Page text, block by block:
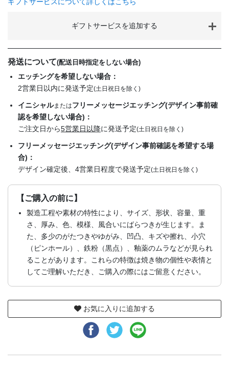
発送について(配送日時指定をしない場合)
エッチングを希望しない場合：
2営業日以内に発送予定(土日祝日を除く)
イニシャルまたはフリーメッセージエッチング(デザイン事前確
認を希望しない場合)：
ご注文日から5営業日以降に発送予定(土日祝日を除く)
フリーメッセージエッチング(デザイン事前確認を希望する場
合)：
デザイン確定後、4営業日程度で発送予定(土日祝日を除く)
ギフトサービスを追加する
【ご購入の前に】
製造工程や素材の特性により、サイズ、形状、容量、重
さ、厚み、色、模様、風合いにばらつきが生じます。ま
た、多少のがたつきやゆがみ、凹凸、キズや擦れ、小穴
（ピンホール）、鉄粉（黒点）、釉薬のムラなどが見られ
ることがあります。これらの特徴は焼き物の個性や表情と
してご理解いただき、ご購入の際にはご留意ください。
お気に入りに追加する